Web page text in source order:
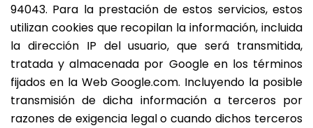
94043. Para la prestación de estos servicios, estos
utilizan cookies que recopilan la información, incluida
la dirección IP del usuario, que será transmitida,
tratada y almacenada por Google en los términos
fijados en la Web Google.com. Incluyendo la posible
transmisión de dicha información a terceros por
razones de exigencia legal o cuando dichos terceros